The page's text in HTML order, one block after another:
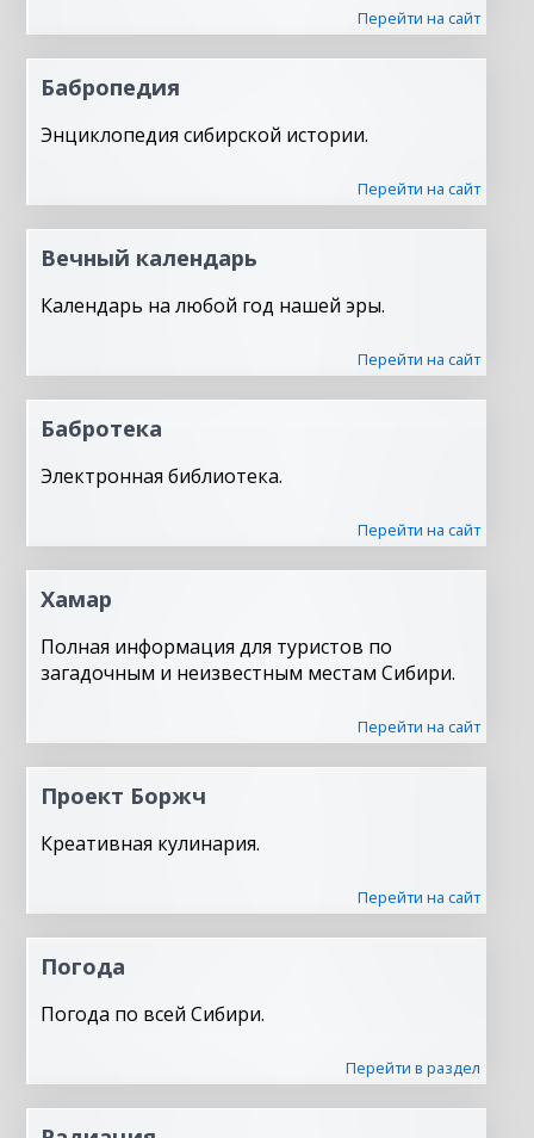
Перейти на сайт
Бабропедия
Энциклопедия сибирской истории.
Перейти на сайт
Вечный календарь
Календарь на любой год нашей эры.
Перейти на сайт
Бабротека
Электронная библиотека.
Перейти на сайт
Хамар
Полная информация для туристов по
загадочным и неизвестным местам Сибири.
Перейти на сайт
Проект Боржч
Креативная кулинария.
Перейти на сайт
Погода
Погода по всей Сибири.
Перейти в раздел